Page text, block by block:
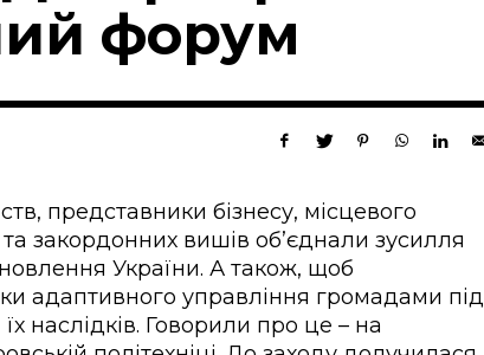
форум
представники бізнесу, місцевого
закордонних вишів об’єднали зусилля
України. А також, щоб
адаптивного управління громадами під
наслідків. Говорили про це – на